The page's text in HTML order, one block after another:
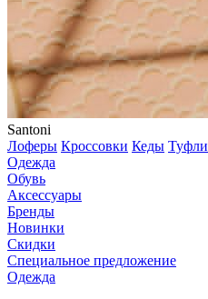
Santoni
Лоферы Кроссовки Кеды Туфли
Одежда
Обувь
Аксессуары
Бренды
Новинки
Скидки
Специальное предложение
Одежда